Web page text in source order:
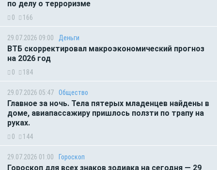
по делу о терроризме
0 166
29.07.2026 09:00 Деньги
ВТБ скорректировал макроэкономический прогноз
на 2026 год
0 184
29.07.2026 05:47 Общество
Главное за ночь. Тела пятерых младенцев найдены в
доме, авиапассажиру пришлось ползти по трапу на
руках.
0 144
29.07.2026 01:00 Гороскоп
Гороскоп для всех знаков зодиака на сегодня — 29